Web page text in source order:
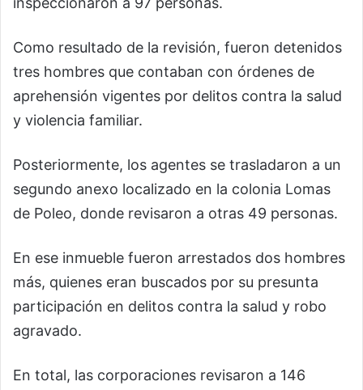
Como resultado de la revisión, fueron detenidos
tres hombres que contaban con órdenes de
aprehensión vigentes por delitos contra la salud
y violencia familiar.
Posteriormente, los agentes se trasladaron a un
segundo anexo localizado en la colonia Lomas
de Poleo, donde revisaron a otras 49 personas.
En ese inmueble fueron arrestados dos hombres
más, quienes eran buscados por su presunta
participación en delitos contra la salud y robo
agravado.
En total, las corporaciones revisaron a 146